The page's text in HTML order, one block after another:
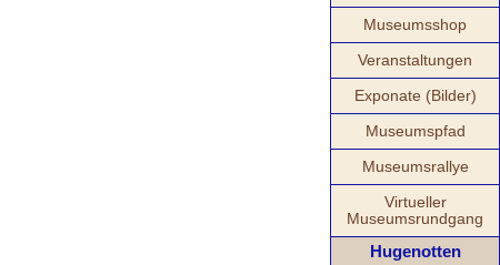
Museumsshop
Veranstaltungen
Exponate (Bilder)
Museumspfad
Museumsrallye
Virtueller
Museumsrundgang
Hugenotten